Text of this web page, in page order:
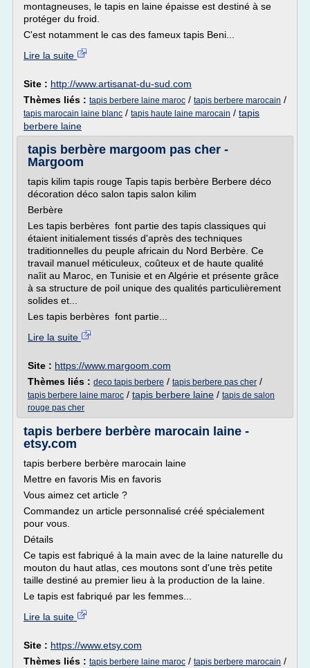
montagneuses, le tapis en laine épaisse est destiné à se
protéger du froid.
C'est notamment le cas des fameux tapis Beni...
Lire la suite
Site : http://www.artisanat-du-sud.com
Thèmes liés : tapis berbere laine maroc / tapis berbere marocain /
tapis marocain laine blanc / tapis haute laine marocain / tapis
berbere laine
tapis berbère margoom pas cher -
Margoom
tapis kilim tapis rouge Tapis tapis berbère Berbere déco
décoration déco salon tapis salon kilim
Berbère
Les tapis berbères font partie des tapis classiques qui
étaient initialement tissés d'après des techniques
traditionnelles du peuple africain du Nord Berbère. Ce
travail manuel méticuleux, coûteux et de haute qualité
naîit au Maroc, en Tunisie et en Algérie et présente grâce
à sa structure de poil unique des qualités particulièrement
solides et...
Les tapis berbères font partie...
Lire la suite
Site : https://www.margoom.com
Thèmes liés : deco tapis berbere / tapis berbere pas cher /
tapis berbere laine maroc / tapis berbere laine / tapis de salon
rouge pas cher
tapis berbere berbère marocain laine -
etsy.com
tapis berbere berbère marocain laine
Mettre en favoris Mis en favoris
Vous aimez cet article ?
Commandez un article personnalisé créé spécialement
pour vous.
Détails
Ce tapis est fabriqué à la main avec de la laine naturelle du
mouton du haut atlas, ces moutons sont d'une très petite
taille destiné au premier lieu à la production de la laine.
Le tapis est fabriqué par les femmes...
Lire la suite
Site : https://www.etsy.com
Thèmes liés : tapis berbere laine maroc / tapis berbere marocain /